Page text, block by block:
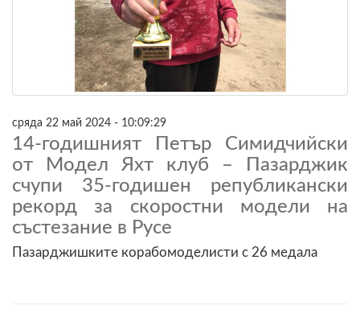
сряда 22 май 2024 - 10:09:29
14-годишният Петър Симидчийски
от Модел Яхт клуб – Пазарджик
счупи 35-годишен републикански
рекорд за скоростни модели на
състезание в Русе
Пазарджишките корабомоделисти с 26 медала